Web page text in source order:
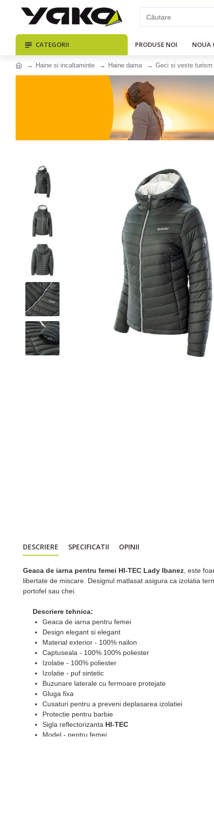
CATEGORII PRODUSE NOI NOUA
Haine si incaltaminte Haine dama Geci si veste turism
DESCRIERE SPECIFICATII OPINII
Geaca de iarna pentru femei HI-TEC Lady Ibanez , este
libertate de miscare. Designul matlasat asigura ca izolatia
portofel sau chei.
Descriere tehnica:
Geaca de iarna pentru femei
Design elegant si elegant
Material exterior - 100% nailon
Captuseala - 100% 100% poliester
Izolatie - 100% poliester
Izolatie - puf sintetic
Buzunare laterale cu fermoare protejate
Gluga fixa
Cusaturi pentru a preveni deplasarea izolatiei
Protectie pentru barbie
Sigla reflectorizanta HI-TEC
Model - pentru femei